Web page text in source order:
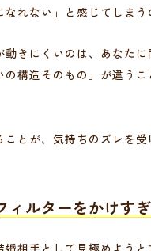
れない」と感じてしまう
動きにくいのは、あなた
の構造そのもの」が違うこ
ことが、気持ちのズレを
ィルターをかけす